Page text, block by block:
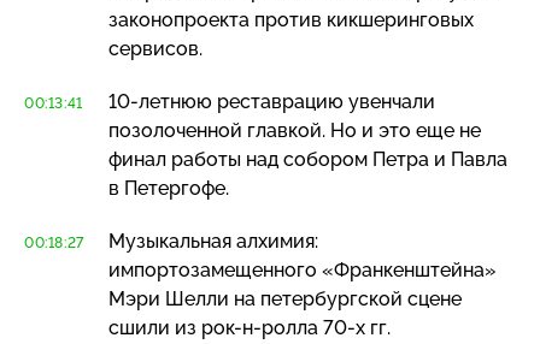
законопроекта против кикшеринговых
сервисов.
00:13:41 10-летнюю реставрацию увенчали
позолоченной главкой. Но и это еще не
финал работы над собором Петра и Павла
в Петергофе.
00:18:27
Музыкальная алхимия:
импортозамещенного «Франкенштейна»
Мэри Шелли на петербургской сцене
сшили из рок-н-ролла 70-х гг.